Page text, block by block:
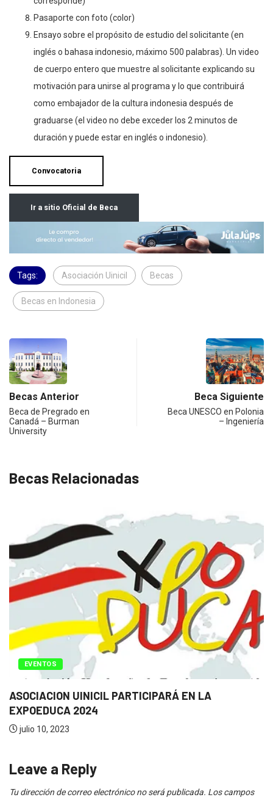
corresponde)
Pasaporte con foto (color)
Ensayo sobre el propósito de estudio del solicitante (en
inglés o bahasa indonesio, máximo 500 palabras). Un video
de cuerpo entero que muestre al solicitante explicando su
motivación para unirse al programa y lo que contribuirá
como embajador de la cultura indonesia después de
graduarse (el video no debe exceder los 2 minutos de
duración y puede estar en inglés o indonesio).
Convocatoria
Ir a sitio Oficial de Beca
Tags: Asociación Uinicil Becas
Becas en Indonesia
Becas Anterior
Beca de Pregrado en
Canadá – Burman
University
Beca Siguiente
Beca UNESCO en Polonia
– Ingeniería
Becas Relacionadas
EVENTOS
ASOCIACION UINICIL PARTICIPARÁ EN LA
EXPOEDUCA 2024
julio 10, 2023
Leave a Reply
Tu dirección de correo electrónico no será publicada. Los campos